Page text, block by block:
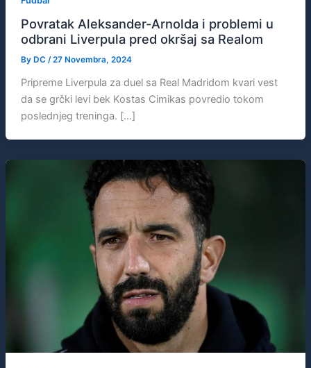
Povratak Aleksander-Arnolda i problemi u
odbrani Liverpula pred okršaj sa Realom
By DC /27 Novembra, 2024
Pripreme Liverpula za duel sa Real Madridom kvari vest
da se grčki levi bek Kostas Cimikas povredio tokom
poslednjeg treninga. […]